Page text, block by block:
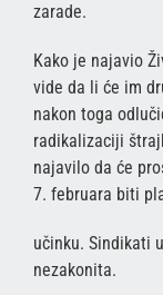
zarade.
Kako je najavio
vide da li će im
nakon toga
radikalizaciji
najavilo da će
7. februara biti
učinku. Sindikati
nezakonita.